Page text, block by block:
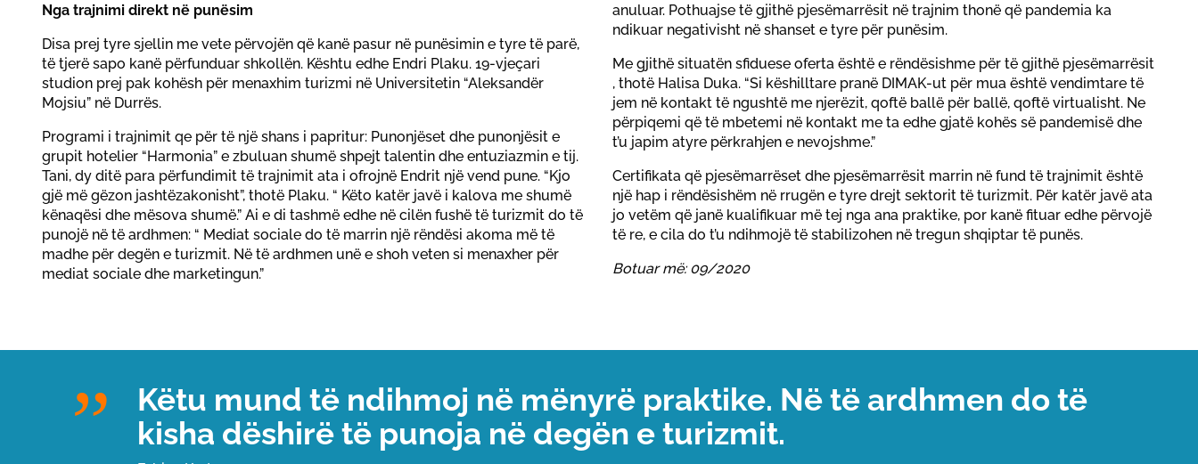
Nga trajnimi direkt në punësim
Disa prej tyre sjellin me vete përvojën që kanë pasur në punësimin e tyre të parë,
të tjerë sapo kanë përfunduar shkollën. Kështu edhe Endri Plaku. 19-vjeçari
studion prej pak kohësh për menaxhim turizmi në Universitetin “Aleksandër
Mojsiu” në Durrës.
Programi i trajnimit qe për të një shans i papritur: Punonjëset dhe punonjësit e
grupit hotelier “Harmonia” e zbuluan shumë shpejt talentin dhe entuziazmin e tij.
Tani, dy ditë para përfundimit të trajnimit ata i ofrojnë Endrit një vend pune. “Kjo
gjë më gëzon jashtëzakonisht”, thotë Plaku. “ Këto katër javë i kalova me shumë
kënaqësi dhe mësova shumë.” Ai e di tashmë edhe në cilën fushë të turizmit do të
punojë në të ardhmen: “ Mediat sociale do të marrin një rëndësi akoma më të
madhe për degën e turizmit. Në të ardhmen unë e shoh veten si menaxher për
mediat sociale dhe marketingun.”
anuluar. Pothuajse të gjithë pjesëmarrësit në trajnim thonë që pandemia ka
ndikuar negativisht në shanset e tyre për punësim.
Me gjithë situatën sfiduese oferta është e rëndësishme për të gjithë pjesëmarrësit
, thotë Halisa Duka. “Si këshilltare pranë DIMAK-ut për mua është vendimtare të
jem në kontakt të ngushtë me njerëzit, qoftë ballë për ballë, qoftë virtualisht. Ne
përpiqemi që të mbetemi në kontakt me ta edhe gjatë kohës së pandemisë dhe
t’u japim atyre përkrahjen e nevojshme.”
Certifikata që pjesëmarrëset dhe pjesëmarrësit marrin në fund të trajnimit është
një hap i rëndësishëm në rrugën e tyre drejt sektorit të turizmit. Për katër javë ata
jo vetëm që janë kualifikuar më tej nga ana praktike, por kanë fituar edhe përvojë
të re, e cila do t’u ndihmojë të stabilizohen në tregun shqiptar të punës.
Botuar më: 09/2020
Këtu mund të ndihmoj në mënyrë praktike. Në të ardhmen do të
kisha dëshirë të punoja në degën e turizmit.